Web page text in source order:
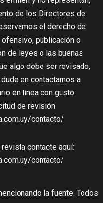
de los Directores de
el derecho de
publicación o
de leyes o las buenas
algo debe ser revisado,
en contactarnos a
en línea con gusto
de revisión
contacto/
contacte aquí:
contacto/
la fuente. Todos